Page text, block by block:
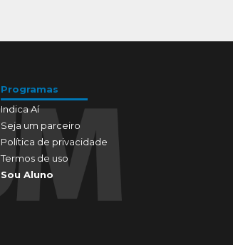
Programas
Indica Aí
Seja um parceiro
Política de privacidade
Termos de uso
Sou Aluno